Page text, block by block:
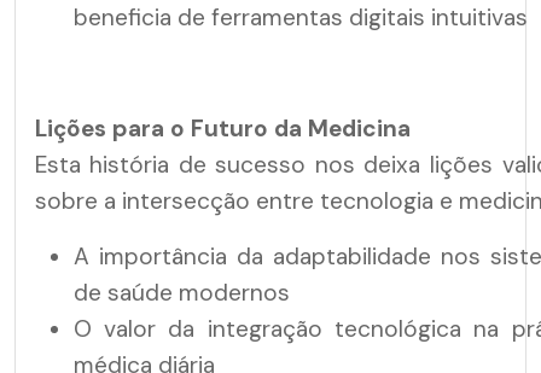
beneficia de ferramentas digitais intuitivas
Lições para o Futuro da Medicina
Esta história de sucesso nos deixa lições
sobre a intersecção entre tecnologia e
A importância da adaptabilidade nos
de saúde modernos
O valor da integração tecnológica na
médica diária